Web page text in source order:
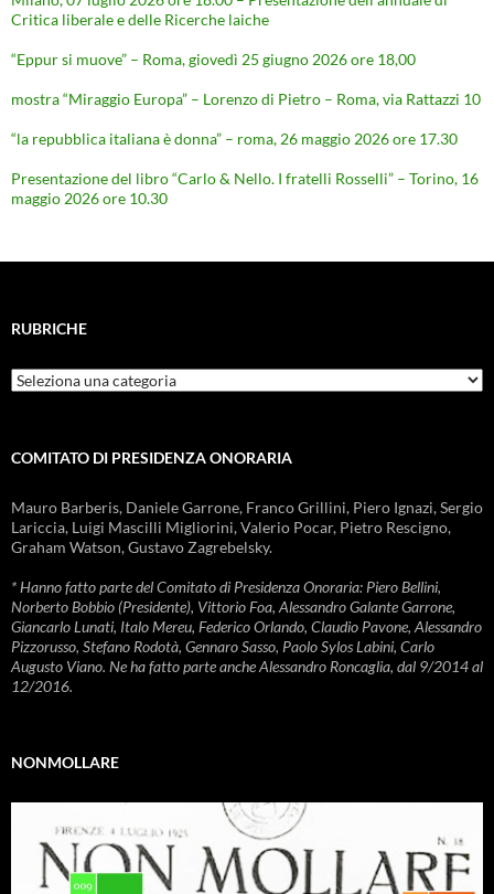
Critica liberale e delle Ricerche laiche
“Eppur si muove” – Roma, giovedì 25 giugno 2026 ore 18,00
mostra “Miraggio Europa” – Lorenzo di Pietro – Roma, via Rattazzi 10
“la repubblica italiana è donna” – roma, 26 maggio 2026 ore 17.30
Presentazione del libro “Carlo & Nello. I fratelli Rosselli” – Torino, 16
maggio 2026 ore 10.30
RUBRICHE
Rubriche
COMITATO DI PRESIDENZA ONORARIA
Mauro Barberis, Daniele Garrone, Franco Grillini, Piero Ignazi, Sergio
Lariccia, Luigi Mascilli Migliorini, Valerio Pocar, Pietro Rescigno,
Graham Watson, Gustavo Zagrebelsky.
* Hanno fatto parte del Comitato di Presidenza Onoraria: Piero Bellini,
Norberto Bobbio (Presidente), Vittorio Foa, Alessandro Galante Garrone,
Giancarlo Lunati, Italo Mereu, Federico Orlando, Claudio Pavone, Alessandro
Pizzorusso, Stefano Rodotà, Gennaro Sasso, Paolo Sylos Labini, Carlo
Augusto Viano. Ne ha fatto parte anche Alessandro Roncaglia, dal 9/2014 al
12/2016.
NONMOLLARE